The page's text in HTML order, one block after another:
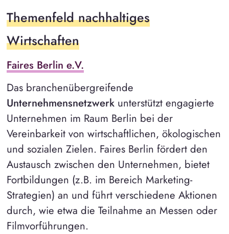
Themenfeld nachhaltiges
Wirtschaften
Faires Berlin e.V.
Das branchenübergreifende
Unternehmensnetzwerk unterstützt engagierte
Unternehmen im Raum Berlin bei der
Vereinbarkeit von wirtschaftlichen, ökologischen
und sozialen Zielen. Faires Berlin fördert den
Austausch zwischen den Unternehmen, bietet
Fortbildungen (z.B. im Bereich Marketing-
Strategien) an und führt verschiedene Aktionen
durch, wie etwa die Teilnahme an Messen oder
Filmvorführungen.